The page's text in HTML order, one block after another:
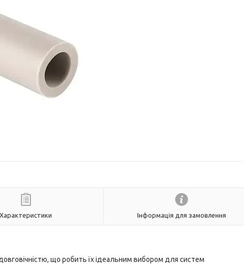
Характеристики Інформація для замовлення
що робить їх ідеальним вибором для систем